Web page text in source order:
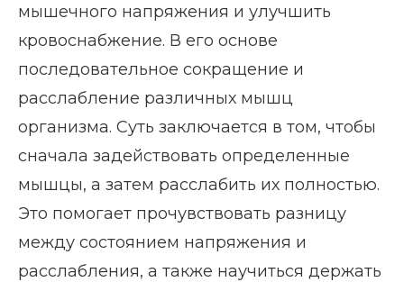
мышечного напряжения и улучшить
кровоснабжение. В его основе
последовательное сокращение и
расслабление различных мышц
организма. Суть заключается в том, чтобы
сначала задействовать определенные
мышцы, а затем расслабить их полностью.
Это помогает прочувствовать разницу
между состоянием напряжения и
расслабления, а также научиться держать